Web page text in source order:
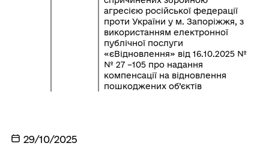
агресією російської федерації
проти України у м. Запоріжжя, з
використанням електронної
публічної послуги
«єВідновлення» від 16.10.2025 №
№ 27 –105 про надання
компенсації на відновлення
пошкоджених об’єктів
29/10/2025